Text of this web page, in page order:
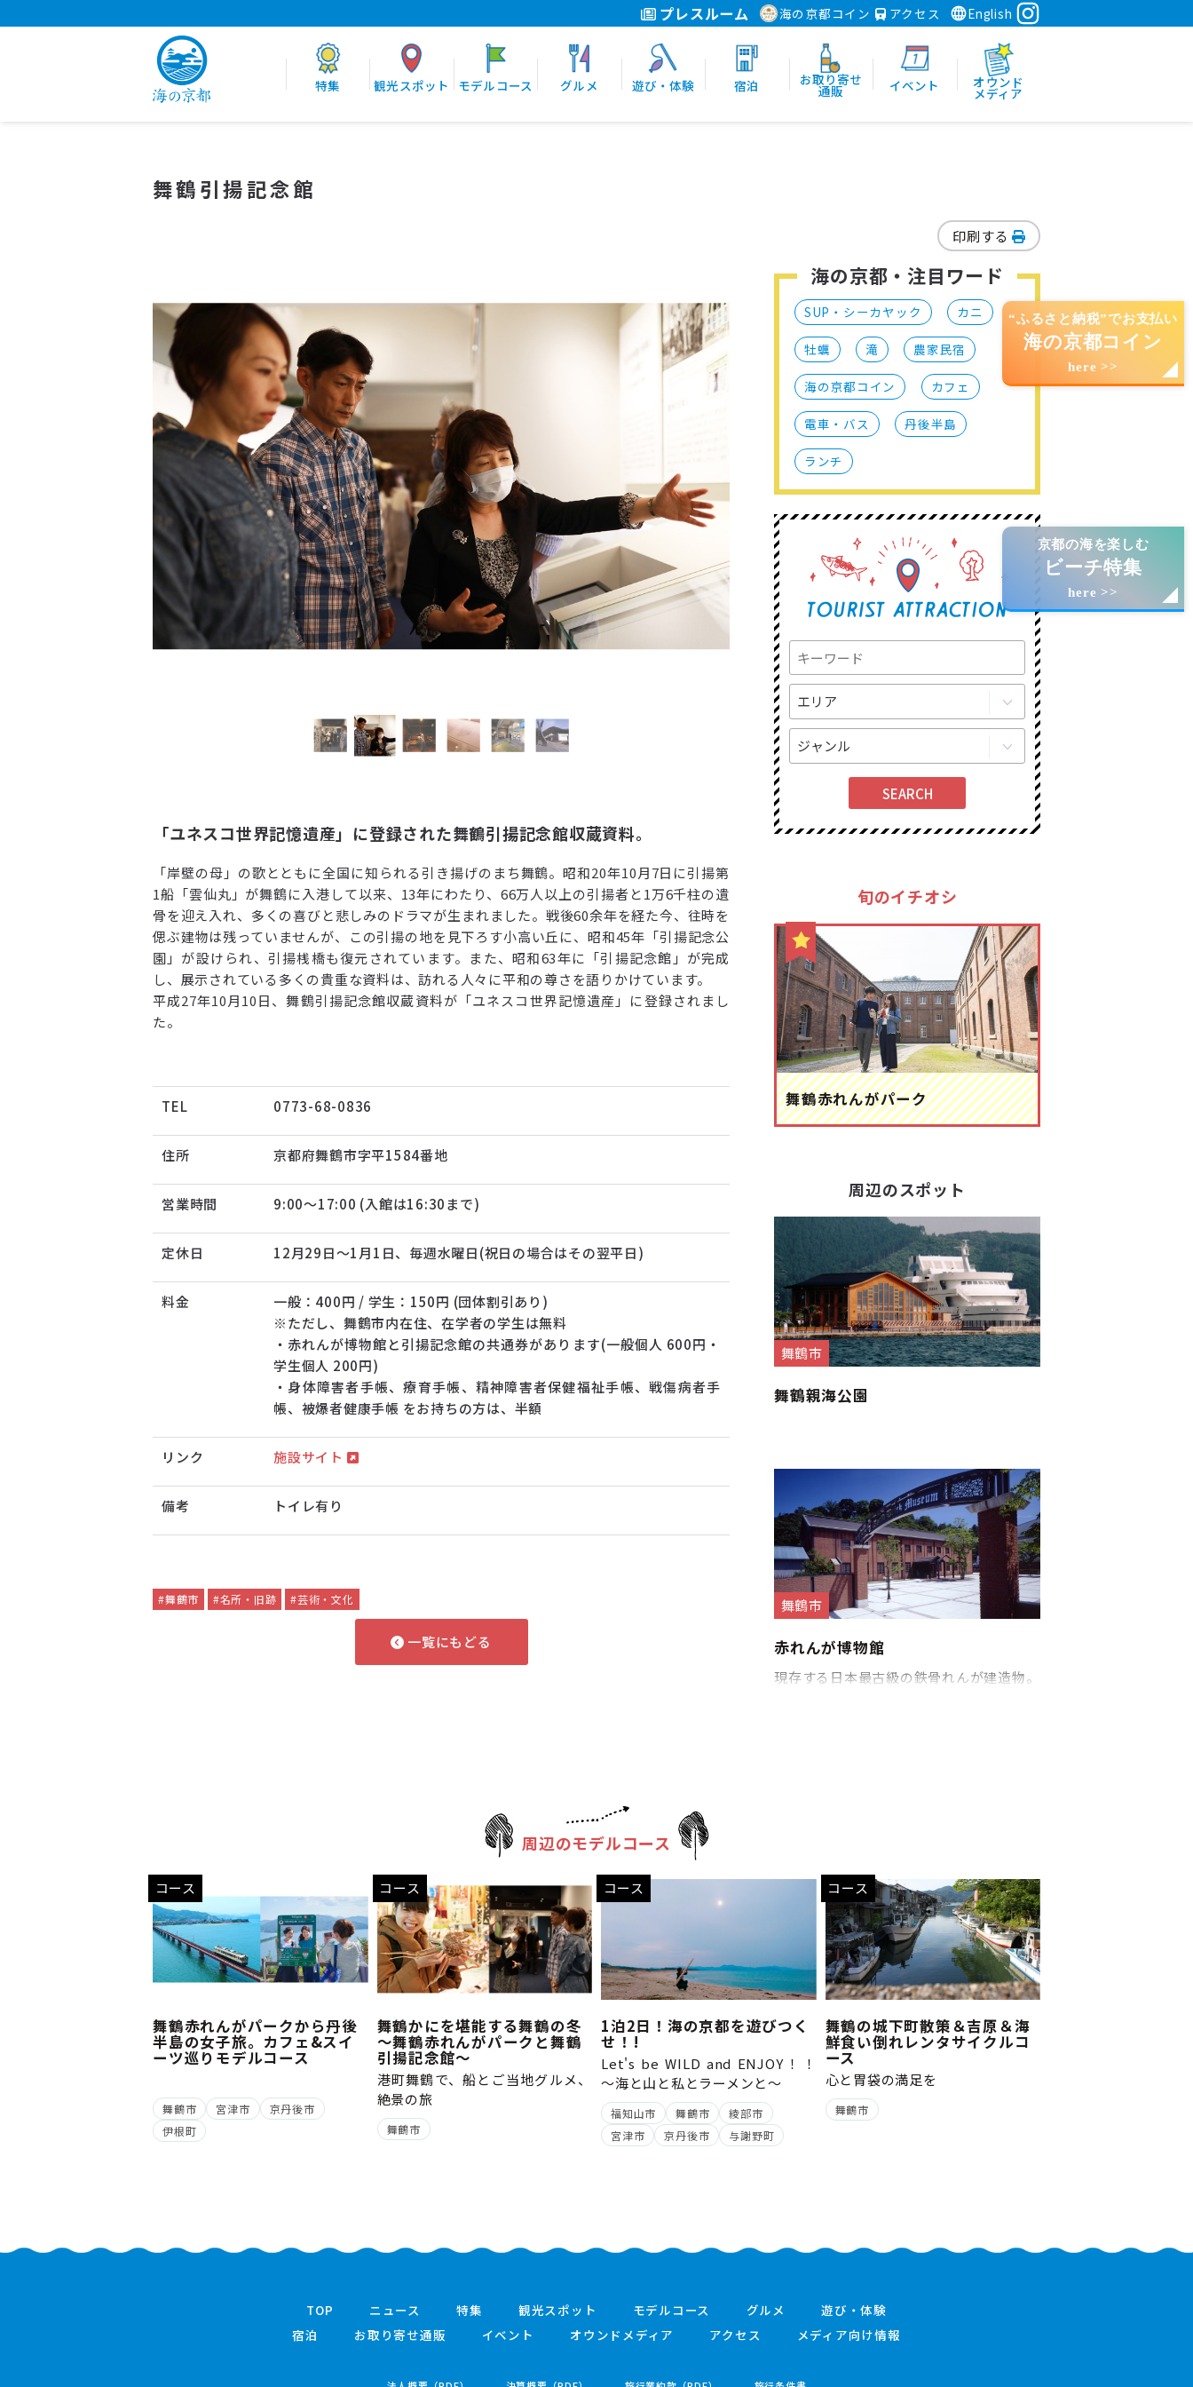
プレスルーム 海の京都コイン アクセス English
特集 観光スポット モデルコース グルメ 遊び・体験 宿泊 お取り寄せ
通販 イベント オウンド
メディア
“ふるさと納税”でお支払い
海の京都コイン
here >>
京都の海を楽しむ
ビーチ特集
here >>
舞鶴引揚記念館
印刷する
「ユネスコ世界記憶遺産」に登録された舞鶴引揚記念館収蔵資料。
「岸壁の母」の歌とともに全国に知られる引き揚げのまち舞鶴。昭和20年10月7日に引揚第
1船「雲仙丸」が舞鶴に入港して以来、13年にわたり、66万人以上の引揚者と1万6千柱の遺
骨を迎え入れ、多くの喜びと悲しみのドラマが生まれました。戦後60余年を経た今、往時を
偲ぶ建物は残っていませんが、この引揚の地を見下ろす小高い丘に、昭和45年「引揚記念公
園」が設けられ、引揚桟橋も復元されています。また、昭和63年に「引揚記念館」が完成
し、展示されている多くの貴重な資料は、訪れる人々に平和の尊さを語りかけています。
平成27年10月10日、舞鶴引揚記念館収蔵資料が「ユネスコ世界記憶遺産」に登録されまし
た。
TEL 0773-68-0836
住所 京都府舞鶴市字平1584番地
営業時間 9:00～17:00 (入館は16:30まで)
定休日 12月29日～1月1日、毎週水曜日(祝日の場合はその翌平日)
料金
一般：400円 / 学生：150円 (団体割引あり)
※ただし、舞鶴市内在住、在学者の学生は無料
・赤れんが博物館と引揚記念館の共通券があります(一般個人 600円・
学生個人 200円)
・身体障害者手帳、療育手帳、精神障害者保健福祉手帳、戦傷病者手
帳、被爆者健康手帳 をお持ちの方は、半額
リンク 施設サイト
備考 トイレ有り
#舞鶴市 #名所・旧跡 #芸術・文化
一覧にもどる
海の京都・注目ワード
SUP・シーカヤック カニ
牡蠣 滝 農家民宿
海の京都コイン カフェ
電車・バス 丹後半島
ランチ
旬のイチオシ
舞鶴赤れんがパーク
周辺のスポット
舞鶴市
舞鶴親海公園
舞鶴市
赤れんが博物館
現存する日本最古級の鉄骨れんが建造物。
周辺のモデルコース
コース
舞鶴赤れんがパークから丹後
半島の女子旅。カフェ&スイ
ーツ巡りモデルコース
舞鶴市 宮津市
京丹後市
伊根町
コース
舞鶴かにを堪能する舞鶴の冬
～舞鶴赤れんがパークと舞鶴
引揚記念館～
港町舞鶴で、船とご当地グルメ、
絶景の旅
舞鶴市
コース
1泊2日！海の京都を遊びつく
せ！!
Let's be WILD and ENJOY！！
～海と山と私とラーメンと～
福知山市 舞鶴市
綾部市
宮津市
京丹後市 与謝野町
コース
舞鶴の城下町散策＆吉原＆海
鮮食い倒れレンタサイクルコ
ース
心と胃袋の満足を
舞鶴市
TOP ニュース 特集 観光スポット モデルコース グルメ
遊び・体験
宿泊
お取り寄せ通販 イベント オウンドメディア アクセス メディア向け情報